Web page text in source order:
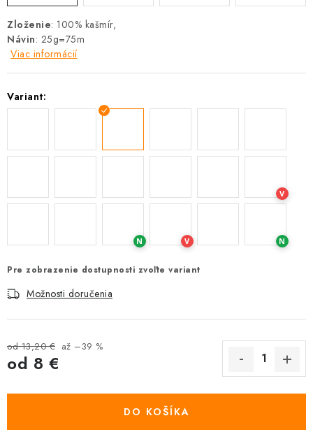
Zloženie: 100% kašmír,
Návin: 25g=75m
Viac informácií
Variant:
V
N V N
Pre zobrazenie dostupnosti zvoľte variant
Možnosti doručenia
od 13,20 € až –39 %
od 8 €
DO KOŠÍKA